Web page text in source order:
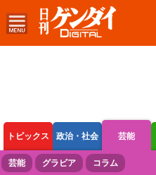
トピックス 政治・社会 芸能
ボートレース 競輪 オートレース
芸能 グラビア コラム